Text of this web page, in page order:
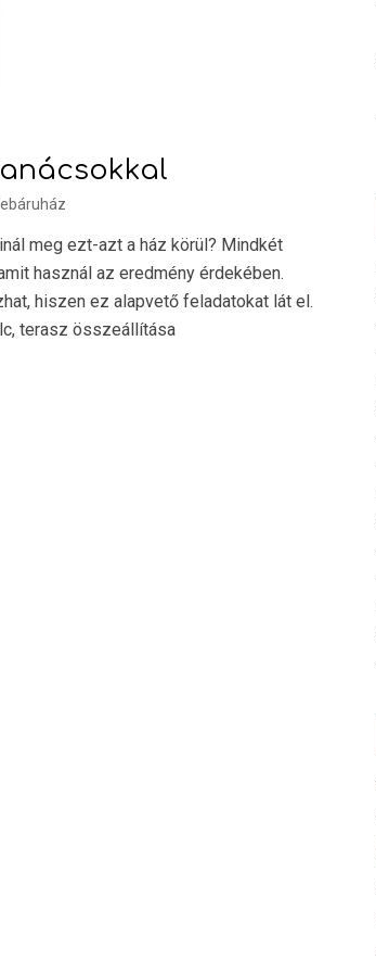
meg ezt-azt a ház körül? Mindkét
használ az eredmény érdekében.
hiszen ez alapvető feladatokat lát el.
terasz összeállítása